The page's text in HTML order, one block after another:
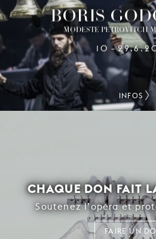
BORIS
MODESTE PETROVITCH
10 –
INFOS
CHAQUE DON FAIT
Soutenez l’opéra et
FAIRE UN